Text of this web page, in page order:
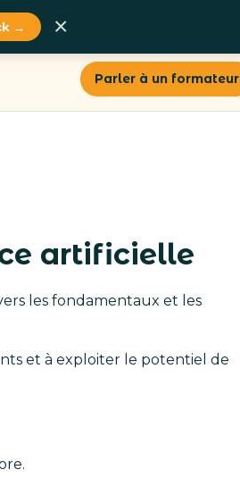
Parler à un formateur
artificielle
les fondamentaux et les
et à exploiter le potentiel de
→ ×